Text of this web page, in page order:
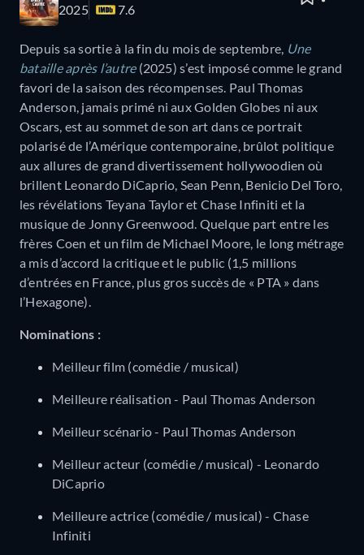
2025 7.6
Depuis sa sortie à la fin du mois de septembre, Une
bataille après l’autre(2025) s’est imposé comme le grand
favori de la saison des récompenses. Paul Thomas
Anderson, jamais primé ni aux Golden Globes ni aux
Oscars, est au sommet de son art dans ce portrait
polarisé de l’Amérique contemporaine, brûlot politique
aux allures de grand divertissement hollywoodien où
brillent Leonardo DiCaprio, Sean Penn, Benicio Del Toro,
les révélations Teyana Taylor et Chase Infiniti et la
musique de Jonny Greenwood. Quelque part entre les
frères Coen et un film de Michael Moore, le long métrage
a mis d’accord la critique et le public (1,5 millions
d’entrées en France, plus gros succès de « PTA » dans
l’Hexagone).
Nominations :
Meilleur film (comédie / musical)
Meilleure réalisation - Paul Thomas Anderson
Meilleur scénario - Paul Thomas Anderson
Meilleur acteur (comédie / musical) - Leonardo
DiCaprio
Meilleure actrice (comédie / musical) - Chase
Infiniti